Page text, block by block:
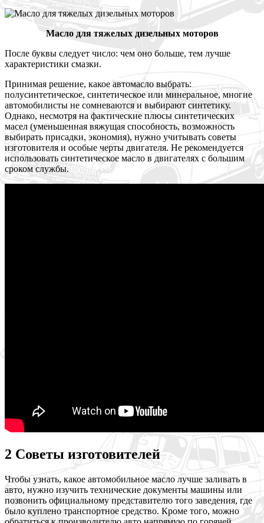
Масло для тяжелых дизельных моторов
После буквы следует число: чем оно больше, тем лучше
характеристики смазки.
Принимая решение, какое автомасло выбрать:
полусинтетическое, синтетическое или минеральное, многие
автомобилисты не сомневаются и выбирают синтетику.
Однако, несмотря на фактические плюсы синтетических
масел (уменьшенная вяжущая способность, возможность
выбирать присадки, экономия), нужно учитывать советы
изготовителя и особые черты двигателя. Не рекомендуется
использовать синтетическое масло в двигателях с большим
сроком службы.
2 Советы изготовителей
Чтобы узнать, какое автомобильное масло лучше заливать в
авто, нужно изучить технические документы машины или
позвонить официальному представителю того заведения, где
было куплено транспортное средство. Кроме того, можно